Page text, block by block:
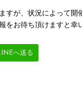
すが、状況によって開
をお待ち頂けますと幸
へ送る